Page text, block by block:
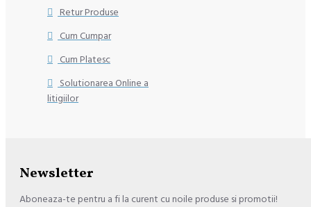
Retur Produse
Cum Cumpar
Cum Platesc
Solutionarea Online a
litigiilor
Newsletter
Aboneaza-te pentru a fi la curent cu noile produse si promotii!